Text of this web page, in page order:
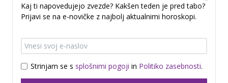
Kaj ti napovedujejo zvezde? Kakšen teden je pred tabo?
Prijavi se na e-novičke z najbolj aktualnimi horoskopi.
Strinjam se s splošnimi pogoji in Politiko zasebnosti.